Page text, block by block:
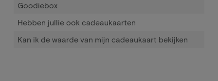
Goodiebox
Hebben jullie ook cadeaukaarten
Kan ik de waarde van mijn cadeaukaart bekijken